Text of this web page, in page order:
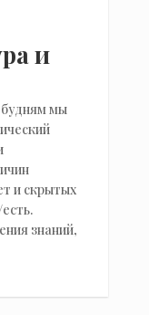
и
будням мы
и скрытых
знаний,